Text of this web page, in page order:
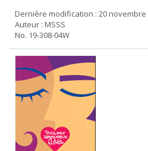
Dernière modification : 20 novembre
Auteur : MSSS
No. 19-308-04W